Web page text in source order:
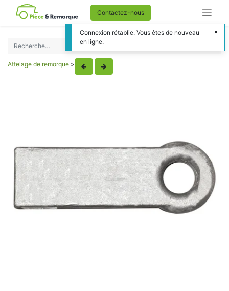
Contactez-nous
Attelage de remorque >
Connexion rétablie. Vous êtes de nouveau
en ligne.